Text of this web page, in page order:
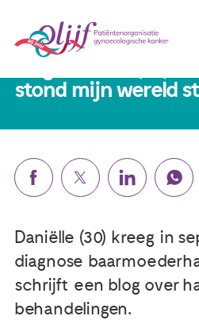
Nieuws
Lotgenoten
Leven met/na kanker
Steun ons
5 januari 2021
stond mijn wereld
Daniëlle (30) kreeg in
diagnose
schrijft een blog over
behandelingen.